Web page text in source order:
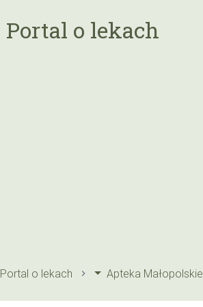
Portal o lekach
Portal o lekach Apteka Małopolskie